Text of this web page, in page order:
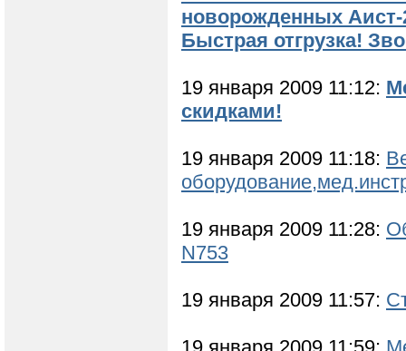
новорожденных
Быстрая отгрузка!
19 января 2009 11:12:
скидками!
19 января 2009 11:18:
19 января 2009 11:28:
N753
19 января 2009 11:57: